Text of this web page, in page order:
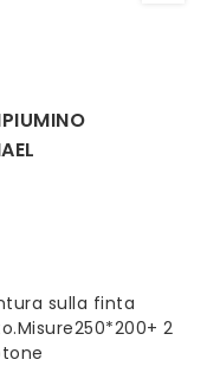
sulla finta
2